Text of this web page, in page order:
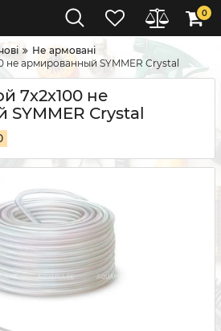
0
Не армовані
не армированный SYMMER Сrystal
7х2х100 не
Сrystal